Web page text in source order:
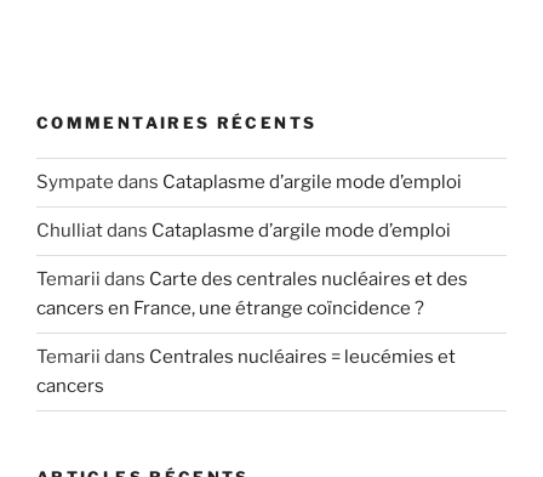
COMMENTAIRES RÉCENTS
Sympate dans Cataplasme d’argile mode d’emploi
Chulliatdans Cataplasme d’argile mode d’emploi
Temarii dans Carte des centrales nucléaires et des
cancers en France, une étrange coïncidence ?
Temarii dans Centrales nucléaires = leucémies et
cancers